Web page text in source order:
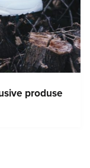
produse